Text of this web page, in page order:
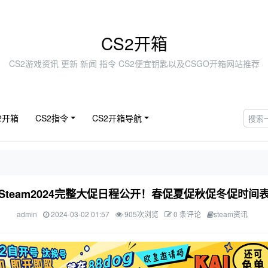
CS2开箱
CS2游戏资讯 更新 新闻 指令 CS2便宜钥匙以及CSGO开箱网站推荐
箱 CS2指令 CS2开箱导航
完整大促日程公开！春促夏促秋促冬促时间
admin 2024-03-02 01:57 905次浏览 0 条评论 steam资讯